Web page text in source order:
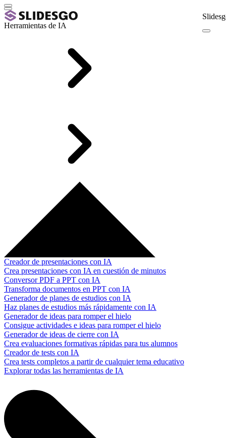
Herramientas de IA
Creador de presentaciones con IA
Crea presentaciones con IA en cuestión de minutos
Conversor PDF a PPT con IA
Transforma documentos en PPT con IA
Generador de planes de estudios con IA
Haz planes de estudios más rápidamente con IA
Generador de ideas para romper el hielo
Consigue actividades e ideas para romper el hielo
Generador de ideas de cierre con IA
Crea evaluaciones formativas rápidas para tus alumnos
Creador de tests con IA
Crea tests completos a partir de cualquier tema educativo
Explorar todas las herramientas de IA